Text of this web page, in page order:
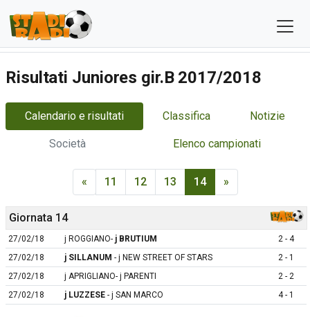
Risultati Juniores gir.B 2017/2018
Calendario e risultati Classifica Notizie
Società Elenco campionati
« 11 12 13 14 »
Giornata 14
27/02/18 j ROGGIANO- j BRUTIUM
2 - 4
27/02/18
j SILLANUM - j NEW STREET OF STARS
2 - 1
27/02/18
j APRIGLIANO- j PARENTI
2 - 2
27/02/18
j LUZZESE - j SAN MARCO 4 - 1